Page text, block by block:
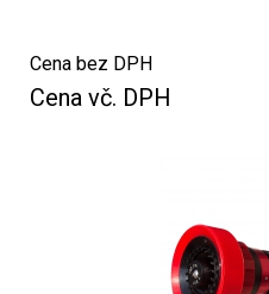
Cena bez DPH
Cena vč. DPH